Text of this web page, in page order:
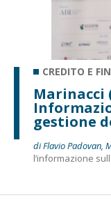
CREDITO E
Marinacci
gestione
di Flavio Padovan,
l’informazione